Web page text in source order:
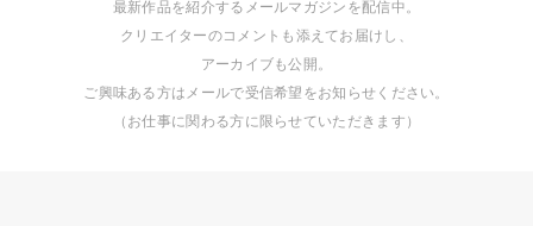
最新作品を紹介するメールマガジンを配信中。
クリエイターのコメントも添えてお届けし、
アーカイブも公開。
ご興味ある方はメールで受信希望をお知らせください。
（お仕事に関わる方に限らせていただきます）